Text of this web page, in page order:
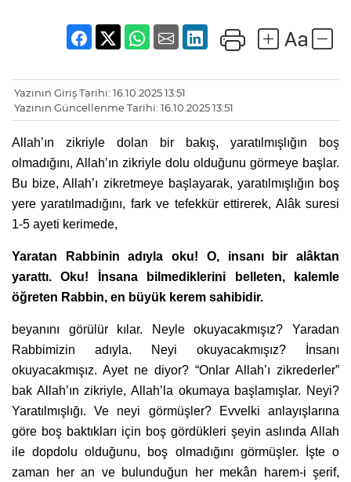
Yazının Giriş Tarihi: 16.10.2025 13:51
Yazının Güncellenme Tarihi: 16.10.2025 13:51
Allah’ın zikriyle dolan bir bakış, yaratılmışlığın boş
olmadığını, Allah’ın zikriyle dolu olduğunu görmeye başlar.
Bu bize, Allah’ı zikretmeye başlayarak, yaratılmışlığın boş
yere yaratılmadığını, fark ve tefekkür ettirerek, Alâk suresi
1-5 ayeti kerimede,
Yaratan Rabbinin adıyla oku! O, insanı bir alâktan
yarattı. Oku! İnsana bilmediklerini belleten, kalemle
öğreten Rabbin, en büyük kerem sahibidir.
beyanını görülür kılar. Neyle okuyacakmışız? Yaradan
Rabbimizin adıyla. Neyi okuyacakmışız? İnsanı
okuyacakmışız. Ayet ne diyor? “Onlar Allah’ı zikrederler”
bak Allah’ın zikriyle, Allah’la okumaya başlamışlar. Neyi?
Yaratılmışlığı. Ve neyi görmüşler? Evvelki anlayışlarına
göre boş baktıkları için boş gördükleri şeyin aslında Allah
ile dopdolu olduğunu, boş olmadığını görmüşler. İşte o
zaman her an ve bulunduğun her mekân harem-i şerif,